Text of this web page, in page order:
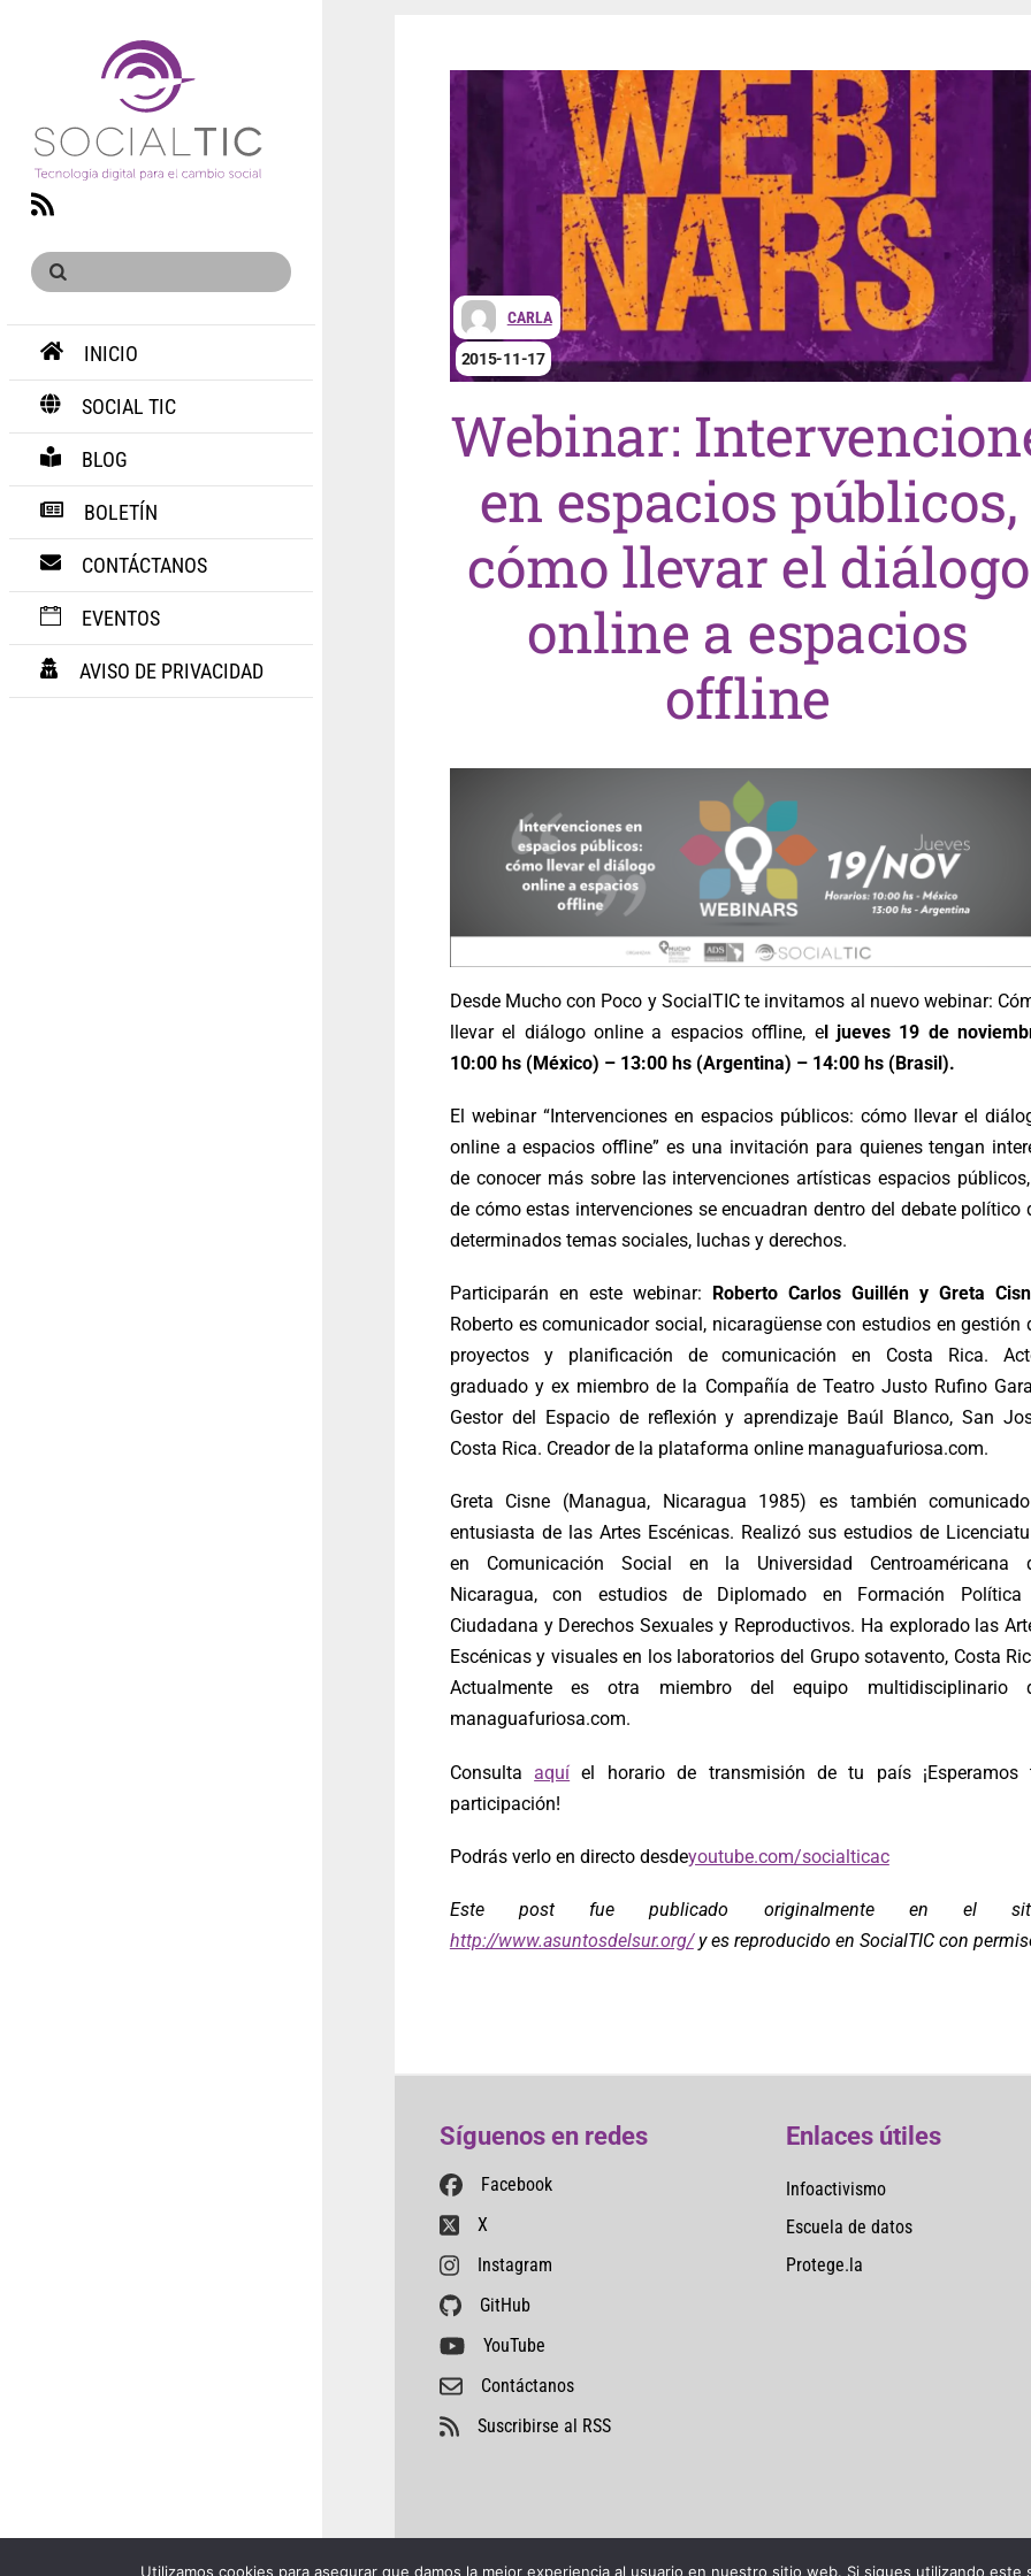
RSS
INICIO
SOCIAL TIC
BLOG
BOLETÍN
CONTÁCTANOS
EVENTOS
AVISO DE PRIVACIDAD
CARLA
2015-11-17
Webinar:
en espacios públicos,
cómo llevar el diálogo
online a espacios
offline
Desde Mucho con Poco y SocialTIC te invitamos al nuevo webinar:
llevar el diálogo online a espacios offline, el jueves 19 de
10:00 hs (México) – 13:00 hs (Argentina) – 14:00 hs (Brasil).
El webinar “Intervenciones en espacios públicos: cómo llevar el
online a espacios offline” es una invitación para quienes tengan
de conocer más sobre las intervenciones artísticas espacios
de cómo estas intervenciones se encuadran dentro del debate político
determinados temas sociales, luchas y derechos.
Participarán en este webinar: Roberto Carlos Guillén y Greta
Roberto es comunicador social, nicaragüense con estudios en gestión
proyectos y planificación de comunicación en Costa Rica.
graduado y ex miembro de la Compañía de Teatro Justo Rufino
Gestor del Espacio de reflexión y aprendizaje Baúl Blanco, San
Costa Rica. Creador de la plataforma online managuafuriosa.com.
Greta Cisne (Managua, Nicaragua 1985) es también
entusiasta de las Artes Escénicas. Realizó sus estudios de
en Comunicación Social en la Universidad Centroaméricana
Nicaragua, con estudios de Diplomado en Formación
Ciudadana y Derechos Sexuales y Reproductivos. Ha explorado las
Escénicas y visuales en los laboratorios del Grupo sotavento, Costa
Actualmente es otra miembro del equipo multidisciplinario
managuafuriosa.com.
Consulta aquí el horario de transmisión de tu país ¡Esperamos
participación!
Podrás verlo en directo desdeyoutube.com/socialticac
Este post fue publicado originalmente en el
http://www.asuntosdelsur.org/y es reproducido en SocialTIC con
Síguenos en redes
Facebook
X
Instagram
GitHub
YouTube
Contáctanos
Suscribirse al RSS
Enlaces útiles
Infoactivismo
Escuela de datos
Protege.la
Utilizamos cookies para asegurar que damos la mejor experiencia al usuario en nuestro sitio web. Si sigues utilizando